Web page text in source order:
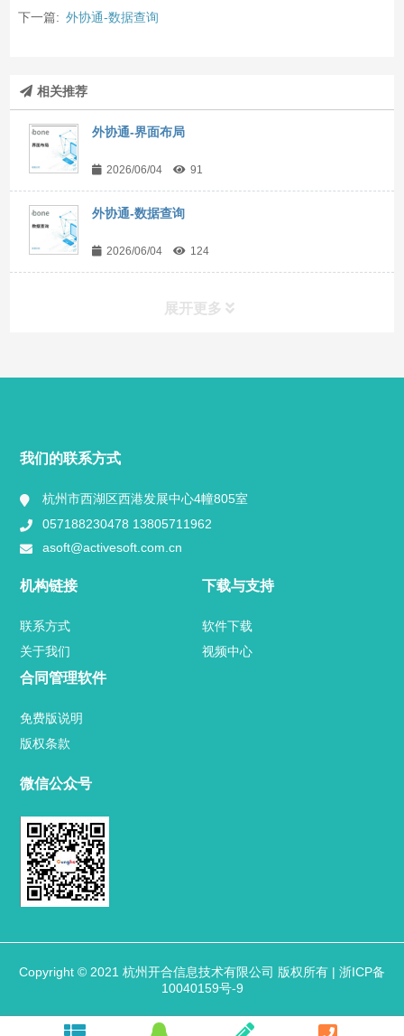
下一篇: 外协通-数据查询
相关推荐
外协通-界面布局
2026/06/04 91
外协通-数据查询
2026/06/04 124
展开更多
工程案例
问答
厂区介绍
用户案例
关于我们
联系方式
我们的联系方式
杭州市西湖区西港发展中心4幢805室
057188230478 13805711962
asoft@activesoft.com.cn
机构链接
联系方式
关于我们
下载与支持
软件下载
视频中心
合同管理软件
免费版说明
版权条款
微信公众号
Copyright © 2021 杭州开合信息技术有限公司 版权所有 | 浙ICP备
10040159号-9